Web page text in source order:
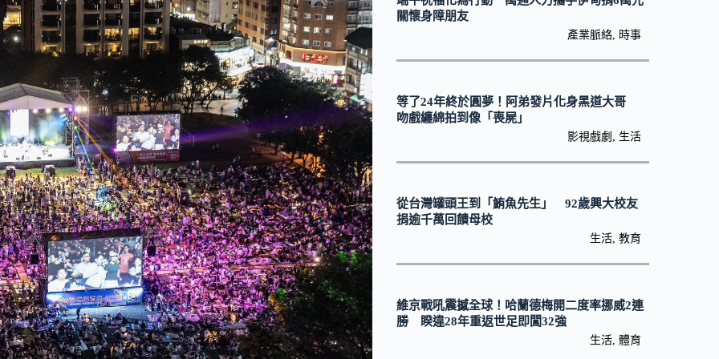
關懷身障朋友
產業脈絡, 時事
等了24年終於圓夢！阿弟發片化身黑道大哥
吻戲纏綿拍到像「喪屍」
影視戲劇 , 生活
從台灣罐頭王到「鮪魚先生」 92歲興大校友
捐逾千萬回饋母校
生活, 教育
維京戰吼震撼全球！哈蘭德梅開二度率挪威2連
勝 睽違28年重返世足即闖32強
生活, 體育